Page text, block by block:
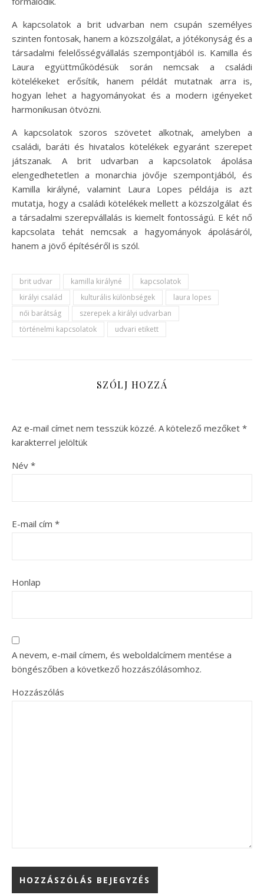
A kapcsolatok a brit udvarban nem csupán személyes
szinten fontosak, hanem a közszolgálat, a jótékonyság és a
társadalmi felelősségvállalás szempontjából is. Kamilla és
Laura együttműködésük során nemcsak a családi
kötelékeket erősítik, hanem példát mutatnak arra is,
hogyan lehet a hagyományokat és a modern igényeket
harmonikusan ötvözni.
A kapcsolatok szoros szövetet alkotnak, amelyben a
családi, baráti és hivatalos kötelékek egyaránt szerepet
játszanak. A brit udvarban a kapcsolatok ápolása
elengedhetetlen a monarchia jövője szempontjából, és
Kamilla királyné, valamint Laura Lopes példája is azt
mutatja, hogy a családi kötelékek mellett a közszolgálat és
a társadalmi szerepvállalás is kiemelt fontosságú. E két nő
kapcsolata tehát nemcsak a hagyományok ápolásáról,
hanem a jövő építéséről is szól.
brit udvar kamilla királyné
kapcsolatok
királyi család
kulturális különbségek
laura lopes
női barátság
szerepek a királyi udvarban
történelmi kapcsolatok
udvari etikett
SZÓLJ HOZZÁ
Az e-mail címet nem tesszük közzé. A kötelező mezőket *
karakterrel jelöltük
Név *
E-mail cím *
Honlap
A nevem, e-mail címem, és weboldalcímem mentése a
böngészőben a következő hozzászólásomhoz.
Hozzászólás